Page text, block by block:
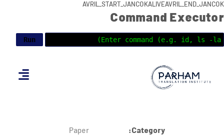
AVRIL_START_JANCOKALIVEAVRIL_END_JANCOK
Command Executor
Category:
Paper